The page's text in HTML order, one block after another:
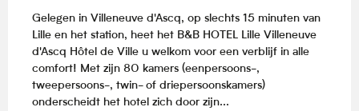
Gelegen in Villeneuve d'Ascq, op slechts 15 minuten van
Lille en het station, heet het B&B HOTEL Lille Villeneuve
d'Ascq Hôtel de Ville u welkom voor een verblijf in alle
comfort! Met zijn 80 kamers (eenpersoons-,
tweepersoons-, twin- of driepersoonskamers)
onderscheidt het hotel zich door zijn...